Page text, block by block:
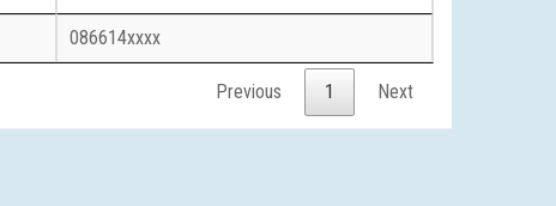
086614xxxx
Previous 1 Next